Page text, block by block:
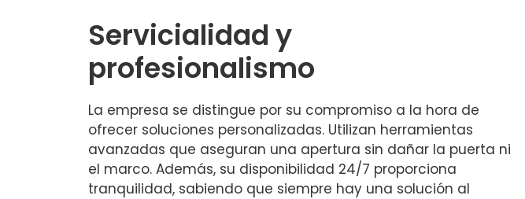
Servicialidad y
profesionalismo
La empresa se distingue por su compromiso a la hora de
ofrecer soluciones personalizadas. Utilizan herramientas
avanzadas que aseguran una apertura sin dañar la puerta ni
el marco. Además, su disponibilidad 24/7 proporciona
tranquilidad, sabiendo que siempre hay una solución al